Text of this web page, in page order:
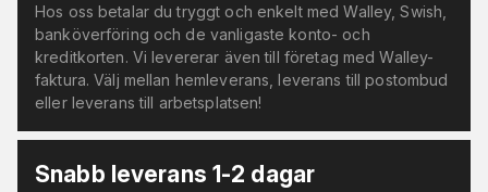
Hos oss betalar du tryggt och enkelt med Walley, Swish,
banköverföring och de vanligaste konto- och
kreditkorten. Vi levererar även till företag med Walley-
faktura. Välj mellan hemleverans, leverans till postombud
eller leverans till arbetsplatsen!
Snabb leverans 1-2 dagar